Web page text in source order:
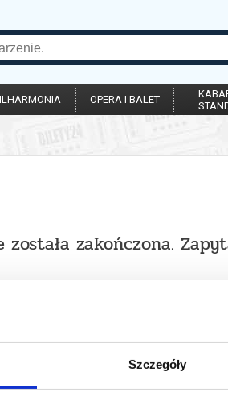
Szczegóły
OPERA I BALET
zakończona.